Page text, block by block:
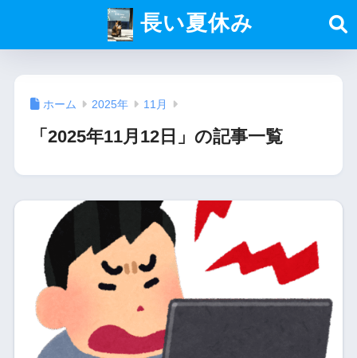
長い夏休み
ホーム 2025年 11月
「2025年11月12日」の記事一覧